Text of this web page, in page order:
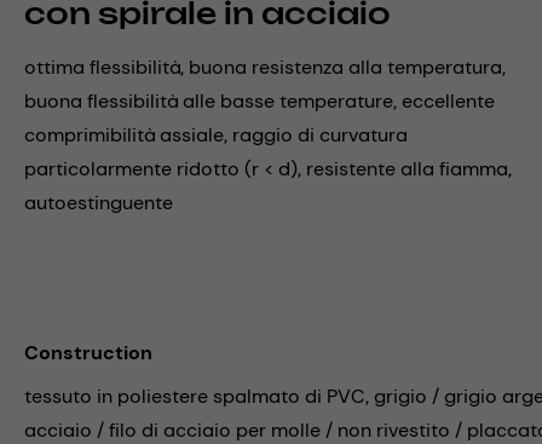
con spirale in acciaio
ottima flessibilità, buona resistenza alla temperatura,
buona flessibilità alle basse temperature, eccellente
comprimibilità assiale, raggio di curvatura
particolarmente ridotto (r < d), resistente alla fiamma,
autoestinguente
Construction
tessuto in poliestere spalmato di PVC, grigio / grigio
acciaio / filo di acciaio per molle / non rivestito /